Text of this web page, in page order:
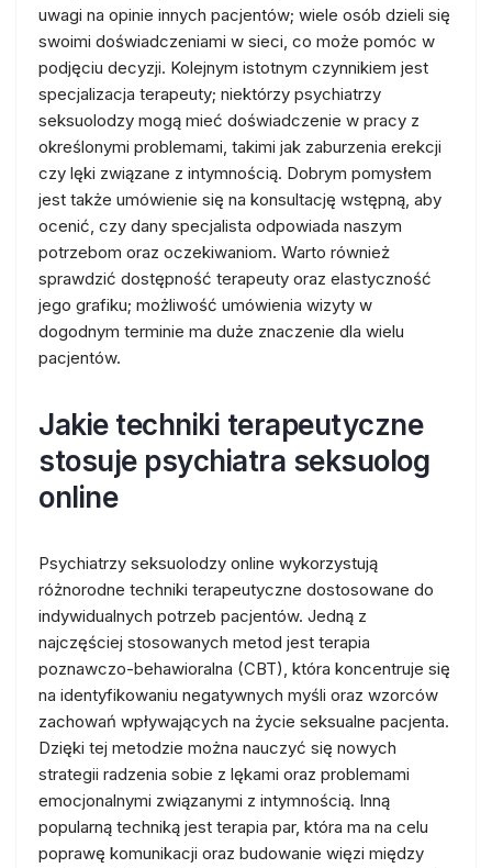
uwagi na opinie innych pacjentów; wiele osób dzieli się
swoimi doświadczeniami w sieci, co może pomóc w
podjęciu decyzji. Kolejnym istotnym czynnikiem jest
specjalizacja terapeuty; niektórzy psychiatrzy
seksuolodzy mogą mieć doświadczenie w pracy z
określonymi problemami, takimi jak zaburzenia erekcji
czy lęki związane z intymnością. Dobrym pomysłem
jest także umówienie się na konsultację wstępną, aby
ocenić, czy dany specjalista odpowiada naszym
potrzebom oraz oczekiwaniom. Warto również
sprawdzić dostępność terapeuty oraz elastyczność
jego grafiku; możliwość umówienia wizyty w
dogodnym terminie ma duże znaczenie dla wielu
pacjentów.
Jakie techniki terapeutyczne
stosuje psychiatra seksuolog
online
Psychiatrzy seksuolodzy online wykorzystują
różnorodne techniki terapeutyczne dostosowane do
indywidualnych potrzeb pacjentów. Jedną z
najczęściej stosowanych metod jest terapia
poznawczo-behawioralna (CBT), która koncentruje się
na identyfikowaniu negatywnych myśli oraz wzorców
zachowań wpływających na życie seksualne pacjenta.
Dzięki tej metodzie można nauczyć się nowych
strategii radzenia sobie z lękami oraz problemami
emocjonalnymi związanymi z intymnością. Inną
popularną techniką jest terapia par, która ma na celu
poprawę komunikacji oraz budowanie więzi między